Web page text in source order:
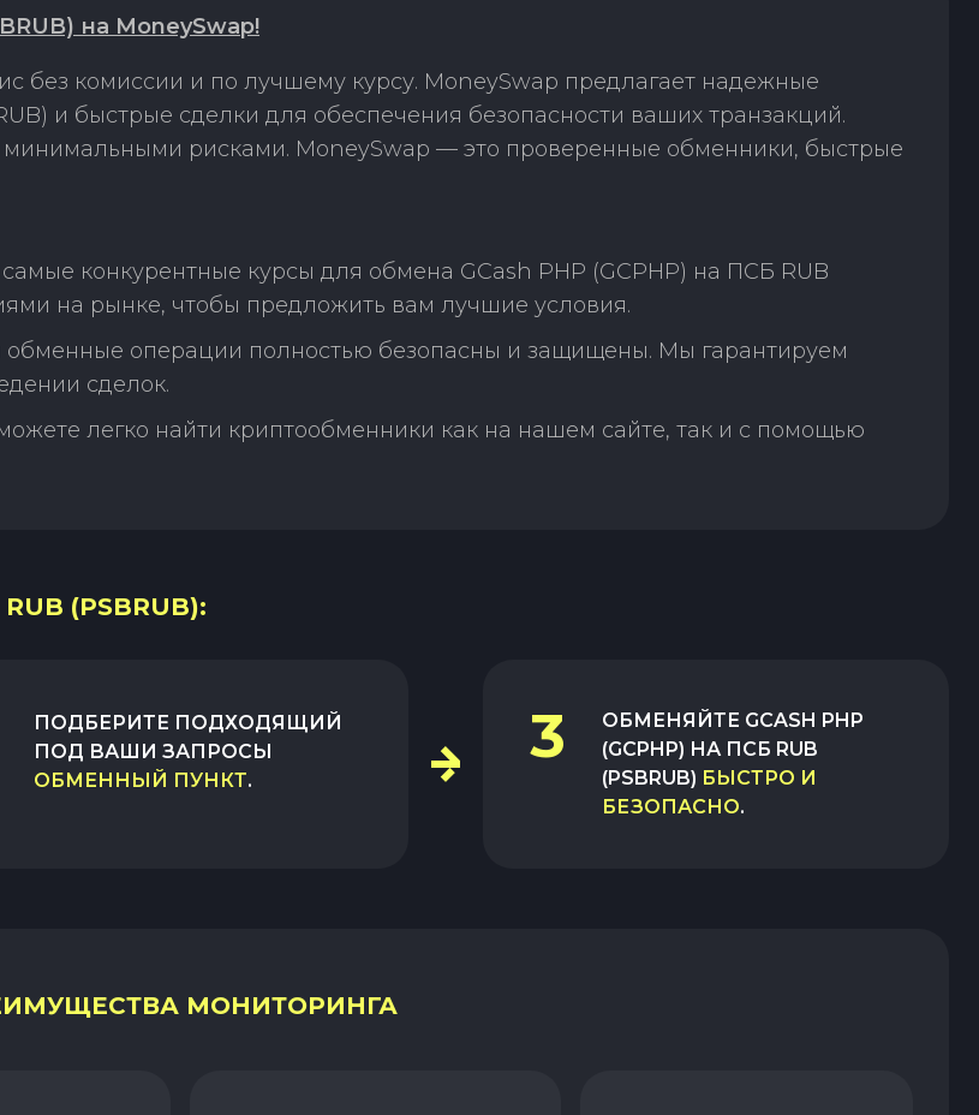
на MoneySwap!
без комиссии и по лучшему курсу. MoneySwap предлагает надежные
и быстрые сделки для обеспечения безопасности ваших транзакций.
рисками. MoneySwap — это проверенные обменники, быстрые
конкурентные курсы для обмена GCash PHP (GCPHP) на ПСБ RUB
на рынке, чтобы предложить вам лучшие условия.
обменные операции полностью безопасны и защищены. Мы гарантируем
сделок.
легко найти криптообменники как на нашем сайте, так и с помощью
(PSBRUB):
ПОДБЕРИТЕ ПОДХОДЯЩИЙ
ПОД ВАШИ ЗАПРОСЫ
ОБМЕННЫЙ ПУНКТ.
3 ОБМЕНЯЙТЕ GCASH PHP
(GCPHP) НА ПСБ RUB
(PSBRUB) БЫСТРО И
БЕЗОПАСНО.
МОНИТОРИНГА